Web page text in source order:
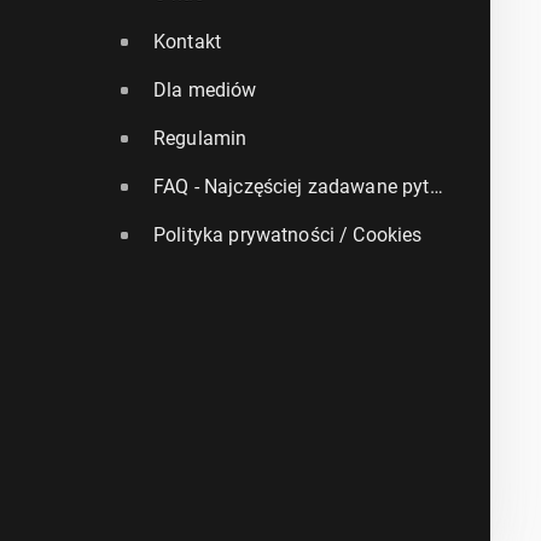
Kontakt
Dla mediów
Regulamin
FAQ - Najczęściej zadawane pytania
Polityka prywatności / Cookies